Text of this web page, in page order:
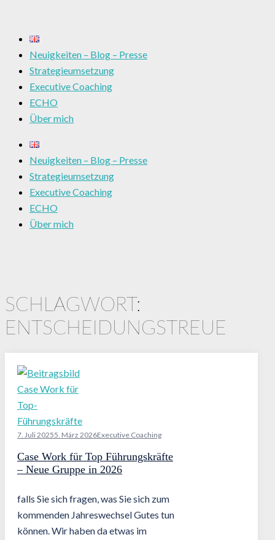
Neuigkeiten – Blog – Presse
Strategieumsetzung
Executive Coaching
ECHO
Über mich
Neuigkeiten – Blog – Presse
Strategieumsetzung
Executive Coaching
ECHO
Über mich
SCHLAGWORT:
ENTSCHEIDUNGSTREUE
7. Juli 20255. März 2026Executive Coaching
Case Work für Top Führungskräfte
– Neue Gruppe in 2026
falls Sie sich fragen, was Sie sich zum
kommenden Jahreswechsel Gutes tun
können. Wir haben da etwas im